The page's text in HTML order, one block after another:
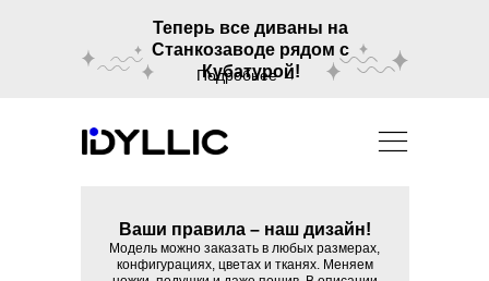
Подробнее →
Теперь все диваны на
Станкозаводе рядом с
Кубатурой!
Ваши правила – наш дизайн!
Модель можно заказать в любых размерах,
конфигурациях, цветах и тканях. Меняем